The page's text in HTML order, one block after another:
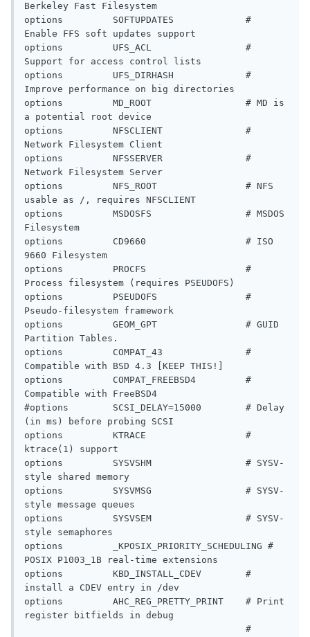
Berkeley Fast Filesystem
options         SOFTUPDATES             #
Enable FFS soft updates support
options         UFS_ACL                 #
Support for access control lists
options         UFS_DIRHASH             #
Improve performance on big directories
options         MD_ROOT                 # MD is
a potential root device
options         NFSCLIENT               #
Network Filesystem Client
options         NFSSERVER               #
Network Filesystem Server
options         NFS_ROOT                # NFS
usable as /, requires NFSCLIENT
options         MSDOSFS                 # MSDOS
Filesystem
options         CD9660                  # ISO
9660 Filesystem
options         PROCFS                  #
Process filesystem (requires PSEUDOFS)
options         PSEUDOFS                #
Pseudo-filesystem framework
options         GEOM_GPT                # GUID
Partition Tables.
options         COMPAT_43               #
Compatible with BSD 4.3 [KEEP THIS!]
options         COMPAT_FREEBSD4         #
Compatible with FreeBSD4
#options        SCSI_DELAY=15000        # Delay
(in ms) before probing SCSI
options         KTRACE                  #
ktrace(1) support
options         SYSVSHM                 # SYSV-
style shared memory
options         SYSVMSG                 # SYSV-
style message queues
options         SYSVSEM                 # SYSV-
style semaphores
options         _KPOSIX_PRIORITY_SCHEDULING #
POSIX P1003_1B real-time extensions
options         KBD_INSTALL_CDEV        #
install a CDEV entry in /dev
options         AHC_REG_PRETTY_PRINT    # Print
register bitfields in debug
#